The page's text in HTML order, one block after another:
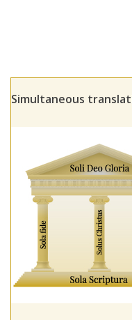
Simultaneous